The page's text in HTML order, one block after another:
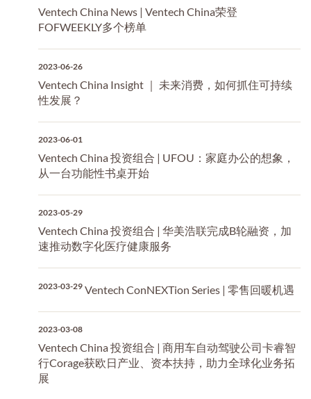
Ventech China News | Ventech China荣登
FOFWEEKLY多个榜单
2023-06-26
Ventech China Insight ｜ 未来消费，如何抓住可持续
性发展？
2023-06-01
Ventech China 投资组合 | UFOU：家庭办公的想象，
从一台功能性书桌开始
2023-05-29
Ventech China 投资组合 | 华美浩联完成B轮融资，加
速推动数字化医疗健康服务
2023-03-29 Ventech ConNEXTion Series | 零售回暖机遇
2023-03-08
Ventech China 投资组合 | 商用车自动驾驶公司卡睿智
行Corage获欧日产业、资本扶持，助力全球化业务拓
展